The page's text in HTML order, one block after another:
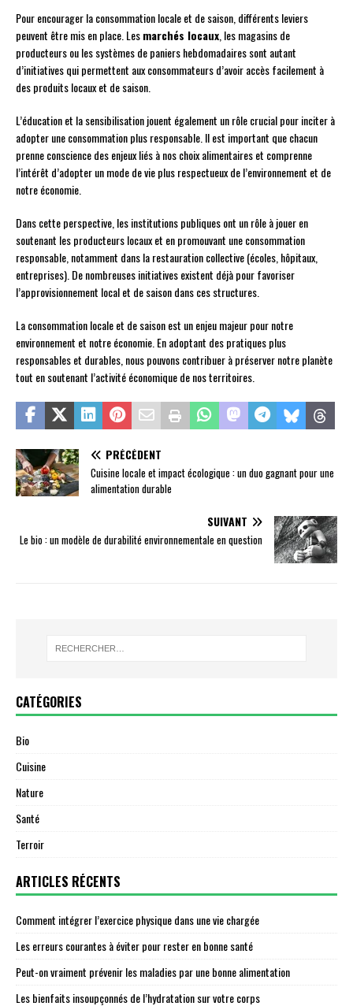
Pour encourager la consommation locale et de saison, différents leviers
peuvent être mis en place. Lesmarchés locaux , les magasins de
producteurs ou les systèmes de paniers hebdomadaires sont autant
d’initiatives qui permettent aux consommateurs d’avoir accès facilement à
des produits locaux et de saison.
L’éducation et la sensibilisation jouent également un rôle crucial pour inciter à
adopter une consommation plus responsable. Il est important que chacun
prenne conscience des enjeux liés à nos choix alimentaires et comprenne
l’intérêt d’adopter un mode de vie plus respectueux de l’environnement et de
notre économie.
Dans cette perspective, les institutions publiques ont un rôle à jouer en
soutenant les producteurs locaux et en promouvant une consommation
responsable, notamment dans la restauration collective (écoles, hôpitaux,
entreprises). De nombreuses initiatives existent déjà pour favoriser
l’approvisionnement local et de saison dans ces structures.
La consommation locale et de saison est un enjeu majeur pour notre
environnement et notre économie. En adoptant des pratiques plus
responsables et durables, nous pouvons contribuer à préserver notre planète
tout en soutenant l’activité économique de nos territoires.
PRÉCÉDENT
Cuisine locale et impact écologique : un duo gagnant pour une
alimentation durable
SUIVANT
Le bio : un modèle de durabilité environnementale en question
CATÉGORIES
Bio
Cuisine
Nature
Santé
Terroir
ARTICLES RÉCENTS
Comment intégrer l’exercice physique dans une vie chargée
Les erreurs courantes à éviter pour rester en bonne santé
Peut-on vraiment prévenir les maladies par une bonne alimentation
Les bienfaits insoupçonnés de l’hydratation sur votre corps